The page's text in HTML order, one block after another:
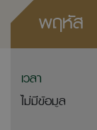
พฤหัส
เวลา
ไม่มีข้อมูล